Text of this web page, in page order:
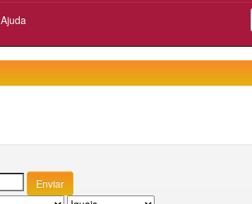
Ajuda